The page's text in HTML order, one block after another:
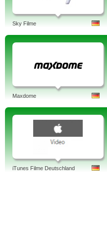
Sky Filme
Maxdome
iTunes Filme Deutschland